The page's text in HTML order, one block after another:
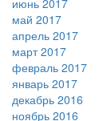
июнь 2017
май 2017
апрель 2017
март 2017
февраль 2017
январь 2017
декабрь 2016
ноябрь 2016